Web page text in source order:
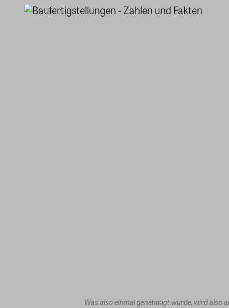
Was also einmal genehmigt wurde, wird also